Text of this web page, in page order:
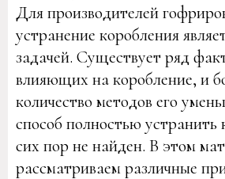
Для производителей
устранение коробления
задачей. Существует ряд
влияющих на коробление, и
количество методов его
способ полностью устранить
сих пор не найден. В этом
рассматриваем различные